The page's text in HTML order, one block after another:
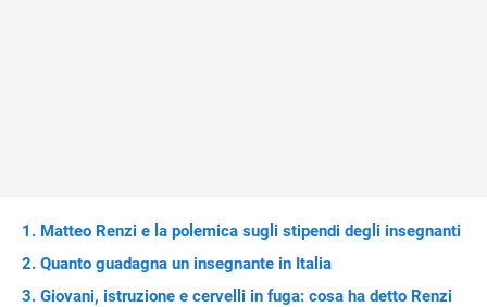
Matteo Renzi e la polemica sugli stipendi degli insegnanti
Quanto guadagna un insegnante in Italia
Giovani, istruzione e cervelli in fuga: cosa ha detto Renzi